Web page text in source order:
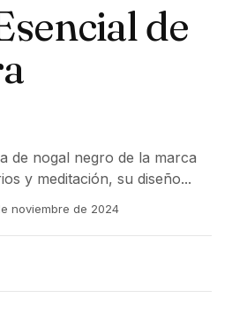
de
de nogal negro de la marca
y meditación, su diseño...
noviembre de 2024